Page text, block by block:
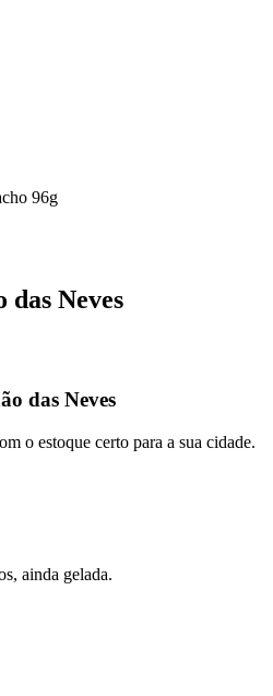
96g
Neves
das Neves
o estoque certo para a sua cidade.
ainda gelada.